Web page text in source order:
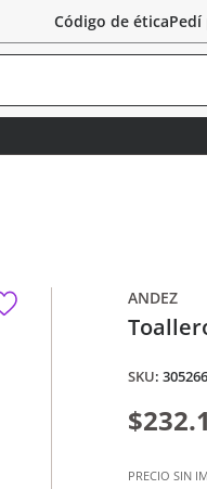
Código de ética
ANDEZ
:
PRECIO SIN